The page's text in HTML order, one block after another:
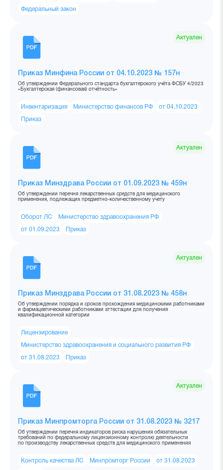
Федеральный закон
Актуален
Приказ Минфина России от 04.10.2023 № 157н
Об утверждении Федерального стандарта бухгалтерского учёта ФСБУ 4/2023
«Бухгалтерская (финансовая) отчётность»
Инвентаризация Министерство финансов РФ от 04.10.2023
Приказ
Актуален
Приказ Минздрава России от 01.09.2023 № 459н
Об утверждении перечня лекарственных средств для медицинского
применения, подлежащих предметно-количественному учету
Оборот ЛС Министерство здравоохранения РФ
от 01.09.2023 Приказ
Актуален
Приказ Минздрава России от 31.08.2023 № 458н
Об утверждении порядка и сроков прохождения медицинскими работниками
и фармацевтическими работниками аттестации для получения
квалификационной категории
Лицензирование
Министерство здравоохранения и социального развития РФ
от 31.08.2023 Приказ
Актуален
Приказ Минпромторга России от 31.08.2023 № 3217
Об утверждении перечня индикаторов риска нарушения обязательных
требований по федеральному лицензионному контролю деятельности
по производству лекарственных средств для медицинского применения
Контроль качества ЛС Минпромторг России от 31.08.2023